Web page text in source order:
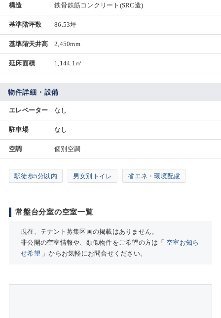
構造 鉄骨鉄筋コンクリート(SRC造)
基準階坪数 86.53坪
基準階天井高 2,450mm
延床面積 1,144.1㎡
物件詳細・設備
エレベーター なし
駐車場 なし
空調 個別空調
駅徒歩5分以内 男女別トイレ 省エネ・環境配慮
常盤台分室の空室一覧
現在、テナント募集区画の掲載はありません。
非公開の空室情報や、類似物件をご希望の方は「 空室お知ら
せ希望 」からお気軽にお問合せください。